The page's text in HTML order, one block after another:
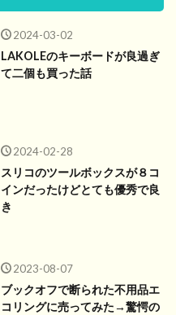
2024-03-02
LAKOLEのキーボードが良過ぎ
て二個も買った話
2024-02-28
スリコのツールボックスが８コ
インだったけどとても優秀で良
き
2023-08-07
ブックオフで断られた不用品エ
コリングに売ってみた→驚愕の